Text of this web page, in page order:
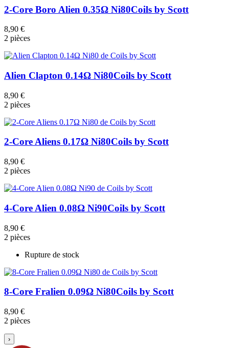
2-Core Boro Alien 0.35Ω Ni80Coils by Scott
8,90 €
2 pièces
Alien Clapton 0.14Ω Ni80Coils by Scott
8,90 €
2 pièces
2-Core Aliens 0.17Ω Ni80Coils by Scott
8,90 €
2 pièces
4-Core Alien 0.08Ω Ni90Coils by Scott
8,90 €
2 pièces
Rupture de stock
8-Core Fralien 0.09Ω Ni80Coils by Scott
8,90 €
2 pièces
›